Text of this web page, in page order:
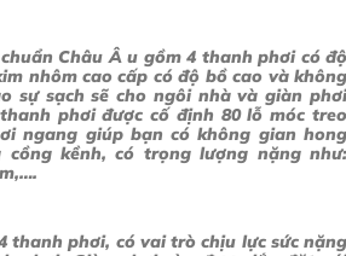
Châu Â u gồm 4 thanh phơi có độ
nhôm cao cấp có độ bồ cao và không
sự sạch sẽ cho ngôi nhà và giàn phơi
phơi được cố định 80 lỗ móc treo
ngang giúp bạn có không gian hong
kềnh, có trọng lượng nặng như:
thanh phơi, có vai trò chịu lực sức nặng